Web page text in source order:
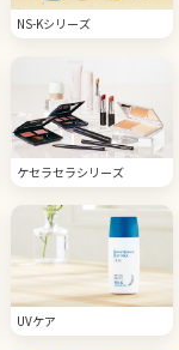
NS-Kシリーズ
ケセラセラシリーズ
UVケア